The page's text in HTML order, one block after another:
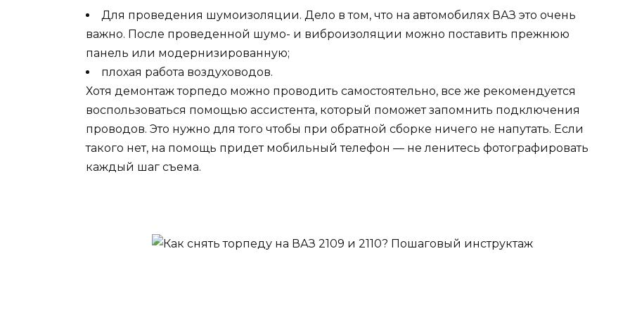
Для проведения шумоизоляции. Дело в том, что на автомобилях ВАЗ это очень
важно. После проведенной шумо- и виброизоляции можно поставить прежнюю
панель или модернизированную;
плохая работа воздуховодов.
Хотя демонтаж торпедо можно проводить самостоятельно, все же рекомендуется
воспользоваться помощью ассистента, который поможет запомнить подключения
проводов. Это нужно для того чтобы при обратной сборке ничего не напутать. Если
такого нет, на помощь придет мобильный телефон — не ленитесь фотографировать
каждый шаг съема.